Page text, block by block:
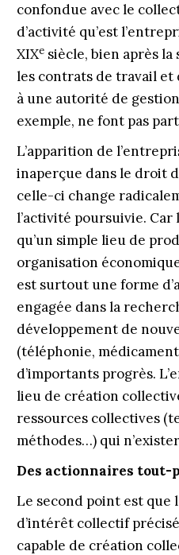
confondue avec le
d’activité qu’est
XIXesiècle, bien après la
les contrats de travail
à une autorité de
exemple, ne font pas
L’apparition de
inaperçue dans le droit
celle-ci change
l’activité poursuivie. Car
qu’un simple lieu de
organisation
est surtout une forme
engagée dans la
développement de
(téléphonie,
d’importants progrès.
lieu de création
ressources collectives
méthodes…) qui
Des actionnaires tout-
Le second point est que
d’intérêt collectif
capable de création